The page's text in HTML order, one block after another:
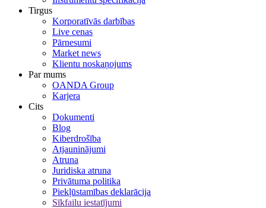
Tirgus
Korporatīvās darbības
Live cenas
Pārnesumi
Market news
Klientu noskaņojums
Par mums
OANDA Group
Karjera
Cits
Dokumenti
Blog
Kiberdrošība
Atjauninājumi
Atruna
Juridiska atruna
Privātuma politika
Piekļūstamības deklarācija
Sīkfailu iestatījumi